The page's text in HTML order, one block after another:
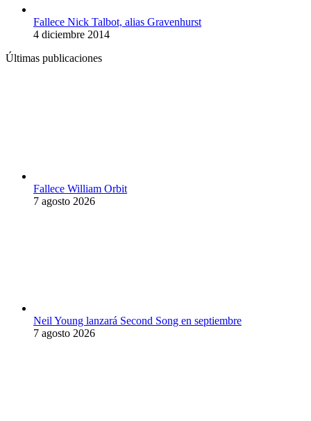
Fallece Nick Talbot, alias Gravenhurst
4 diciembre 2014
Últimas publicaciones
Fallece William Orbit
7 agosto 2026
Neil Young lanzará Second Song en septiembre
7 agosto 2026